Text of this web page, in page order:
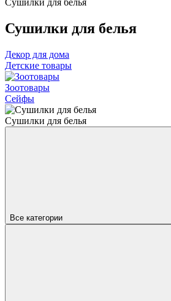
Сушилки для белья
Сушилки для белья
Декор для дома
Детские товары
Зоотовары
Сейфы
Сушилки для белья
Все категории